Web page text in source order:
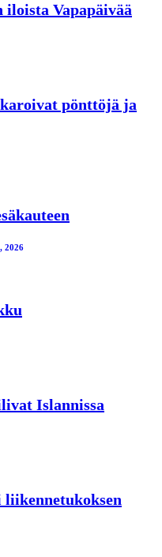
Vapapäivää
pönttöjä ja
2026
Islannissa